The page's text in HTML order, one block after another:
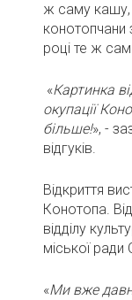
ж саму кашу,
році те ж
«Картинка
окупації
більше!», -
відгуків.
Відкриття
Конотопа.
відділу
міської
«Ми вже